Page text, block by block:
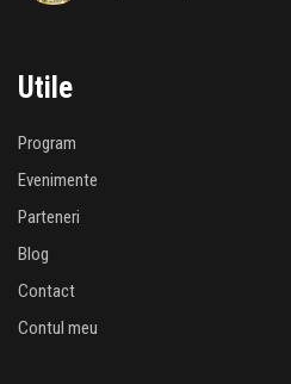
Utile
Program
Evenimente
Parteneri
Blog
Contact
Contul meu